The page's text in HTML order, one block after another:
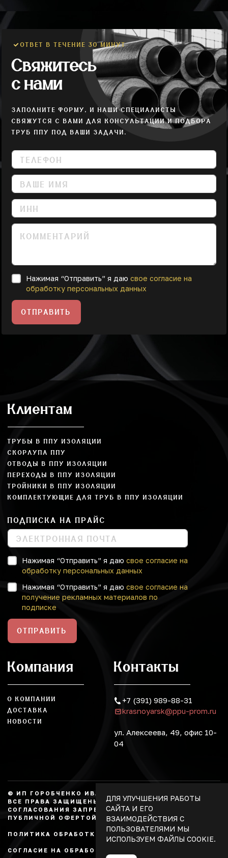
ОТВЕТ В ТЕЧЕНИЕ 30 МИНУТ
Свяжитесь
с нами
ЗАПОЛНИТЕ ФОРМУ, И НАШИ СПЕЦИАЛИСТЫ
СВЯЖУТСЯ С ВАМИ ДЛЯ КОНСУЛЬТАЦИИ И ПОДБОРА
ТРУБ ППУ ПОД ВАШИ ЗАДАЧИ.
Нажимая “Отправить” я даю свое согласие на
обработку персональных данных
ОТПРАВИТЬ
Клиентам
ТРУБЫ В ППУ ИЗОЛЯЦИИ
СКОРЛУПА ППУ
ОТВОДЫ В ППУ ИЗОЛЯЦИИ
ПЕРЕХОДЫ В ППУ ИЗОЛЯЦИИ
ТРОЙНИКИ В ППУ ИЗОЛЯЦИИ
КОМПЛЕКТУЮЩИЕ ДЛЯ ТРУБ В ППУ ИЗОЛЯЦИИ
ПОДПИСКА НА ПРАЙС
Нажимая “Отправить” я даю свое согласие на
обработку персональных данных
Нажимая “Отправить” я даю свое согласие на
получение рекламных материалов по
подписке
ОТПРАВИТЬ
Компания
О КОМПАНИИ
ДОСТАВКА
НОВОСТИ
Контакты
+7 (391) 989-88-31
krasnoyarsk@ppu-prom.ru
ул. Алексеева, 49, офис 10-
04
© ИП ГОРОБЧЕНКО ИВАН АЛЕКСАНДРОВИЧ, 2026.
ВСЕ ПРАВА ЗАЩИЩЕНЫ, КОПИРОВАНИЕ БЕЗ
СОГЛАСОВАНИЯ ЗАПРЕЩЕНО. НЕ ЯВЛЯЕТСЯ
ПУБЛИЧНОЙ ОФЕРТОЙ.
ПОЛИТИКА ОБРАБОТКИ ПЕРСОНАЛЬНЫХ ДАННЫХ
СОГЛАСИЕ НА ОБРАБОТКУ ПЕРСОНАЛЬНЫХ ДАННЫХ
ДЛЯ УЛУЧШЕНИЯ РАБОТЫ
САЙТА И ЕГО
ВЗАИМОДЕЙСТВИЯ С
ПОЛЬЗОВАТЕЛЯМИ МЫ
ИСПОЛЬЗУЕМ ФАЙЛЫ COOKIE.